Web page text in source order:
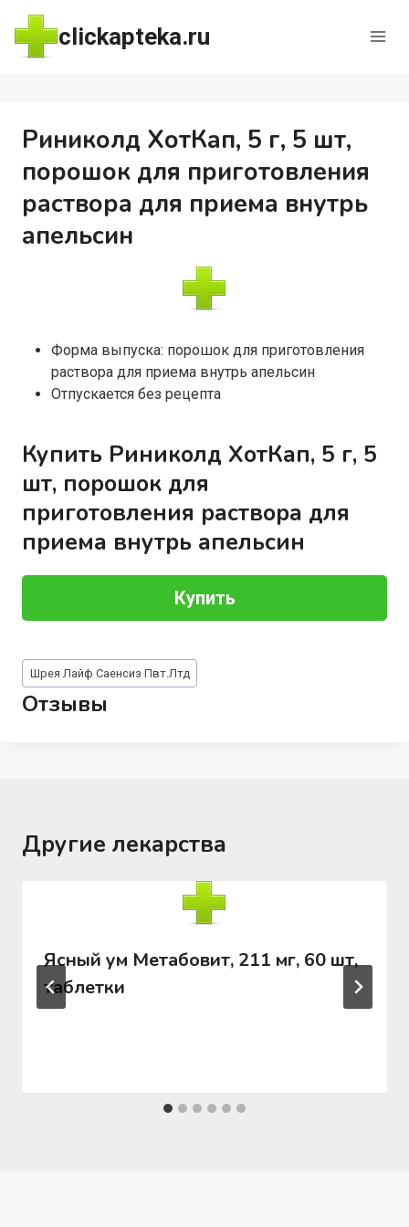
Перейти
содержимому
clickapteka.ru
Риниколд ХотКап, 5 г, 5 шт,
порошок для приготовления
раствора для приема внутрь
апельсин
Форма выпуска: порошок для приготовления
раствора для приема внутрь апельсин
Отпускается без рецепта
Купить Риниколд ХотКап, 5 г, 5
шт, порошок для
приготовления раствора для
приема внутрь апельсин
Купить
Метки
записи:
Шрея Лайф Саенсиз Пвт.Лтд
Отзывы
Другие лекарства
Ясный ум Метабовит, 211 мг, 60 шт,
таблетки